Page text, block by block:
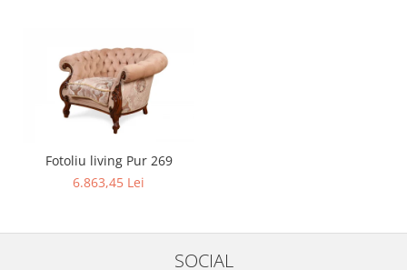
Fotoliu living Pur 269
6.863,45 Lei
SOCIAL